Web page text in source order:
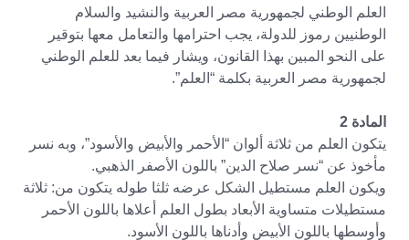
العلم الوطني لجمهورية مصر العربية والنشيد والسلام
الوطنيين رموز للدولة، يجب احترامها والتعامل معها بتوقير
على النحو المبين بهذا القانون، ويشار فيما بعد للعلم الوطني
لجمهورية مصر العربية بكلمة “العلم”.
المادة 2
يتكون العلم من ثلاثة ألوان “الأحمر والأبيض والأسود”، وبه نسر
مأخوذ عن “نسر صلاح الدين” باللون الأصفر الذهبي.
ويكون العلم مستطيل الشكل عرضه ثلثا طوله يتكون من: ثلاثة
مستطيلات متساوية الأبعاد بطول العلم أعلاها باللون الأحمر
وأوسطها باللون الأبيض وأدناها باللون الأسود.